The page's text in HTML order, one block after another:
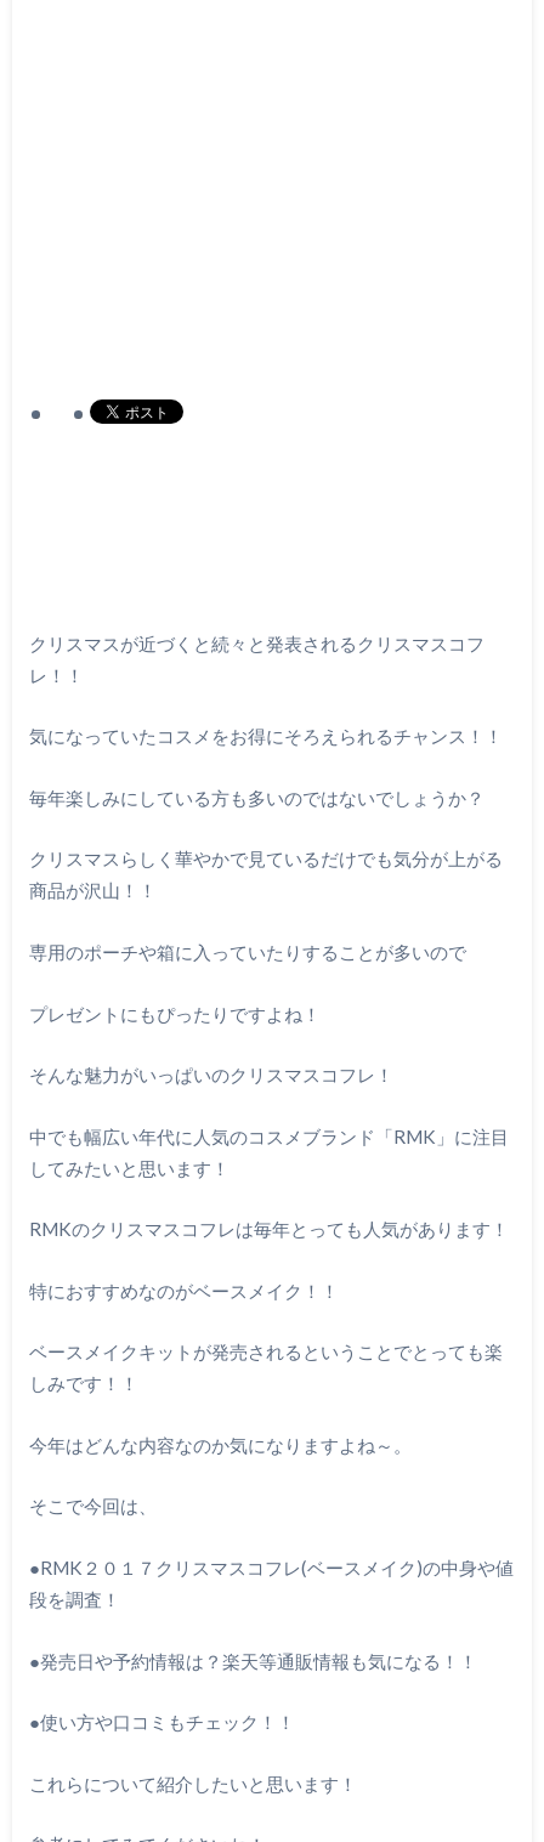
クリスマスが近づくと続々と発表されるクリスマスコフ
レ！！
気になっていたコスメをお得にそろえられるチャンス！！
毎年楽しみにしている方も多いのではないでしょうか？
クリスマスらしく華やかで見ているだけでも気分が上がる
商品が沢山！！
専用のポーチや箱に入っていたりすることが多いので
プレゼントにもぴったりですよね！
そんな魅力がいっぱいのクリスマスコフレ！
中でも幅広い年代に人気のコスメブランド「RMK」に注目
してみたいと思います！
RMKのクリスマスコフレは毎年とっても人気があります！
特におすすめなのがベースメイク！！
ベースメイクキットが発売されるということでとっても楽
しみです！！
今年はどんな内容なのか気になりますよね～。
そこで今回は、
●RMK２０１７クリスマスコフレ(ベースメイク)の中身や値
段を調査！
●発売日や予約情報は？楽天等通販情報も気になる！！
●使い方や口コミもチェック！！
これらについて紹介したいと思います！